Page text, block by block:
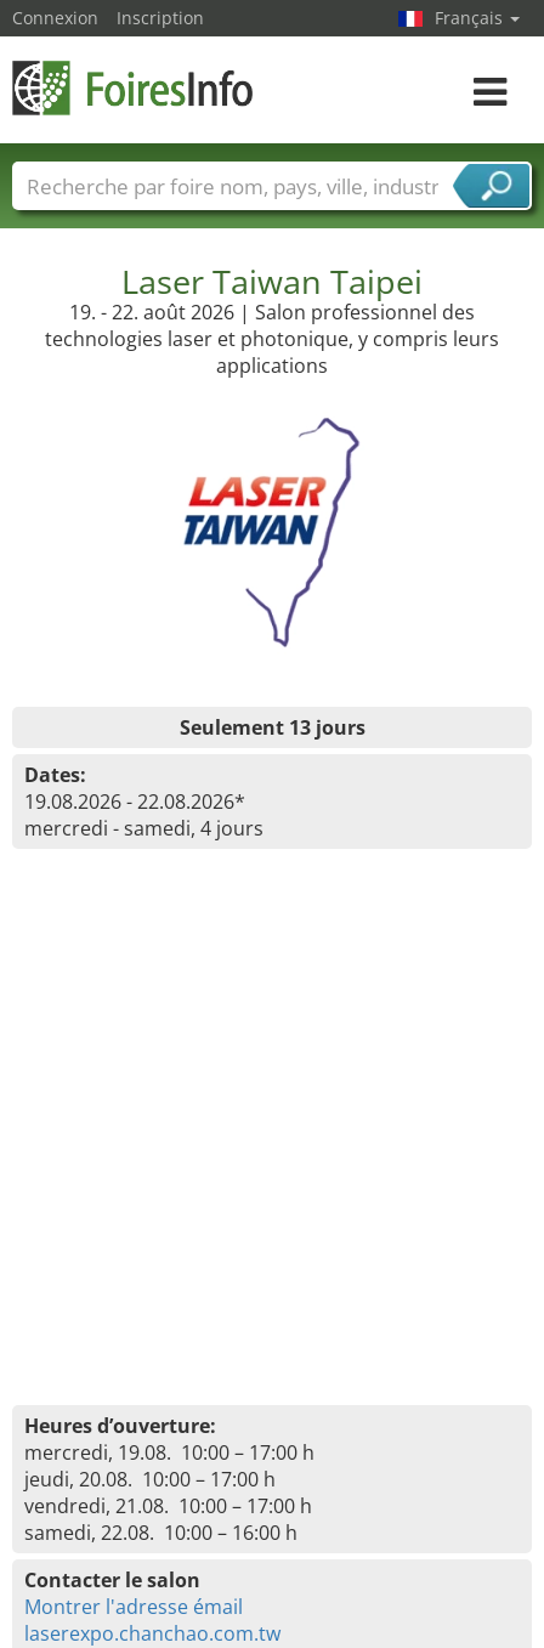
Laser Taiwan Taipei
19. - 22. août 2026 | Salon professionnel des
technologies laser et photonique, y compris leurs
applications
Seulement 13 jours
Dates:
19.08.2026 - 22.08.2026*
mercredi - samedi, 4 jours
Heures d’ouverture:
mercredi, 19.08. 10:00 – 17:00 h
jeudi, 20.08. 10:00 – 17:00 h
vendredi, 21.08. 10:00 – 17:00 h
samedi, 22.08. 10:00 – 16:00 h
Contacter le salon
Montrer l'adresse émail
laserexpo.chanchao.com.tw
Connexion Inscription Français
Toggle
Foire noms Pays Villes
Secteurs de foire